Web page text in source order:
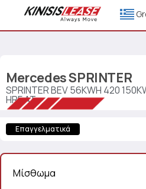
MercedesSPRINTER
SPRINTER BEV 56KWH 420
HRF AT
Επαγγελματικά
Μίσθωμα